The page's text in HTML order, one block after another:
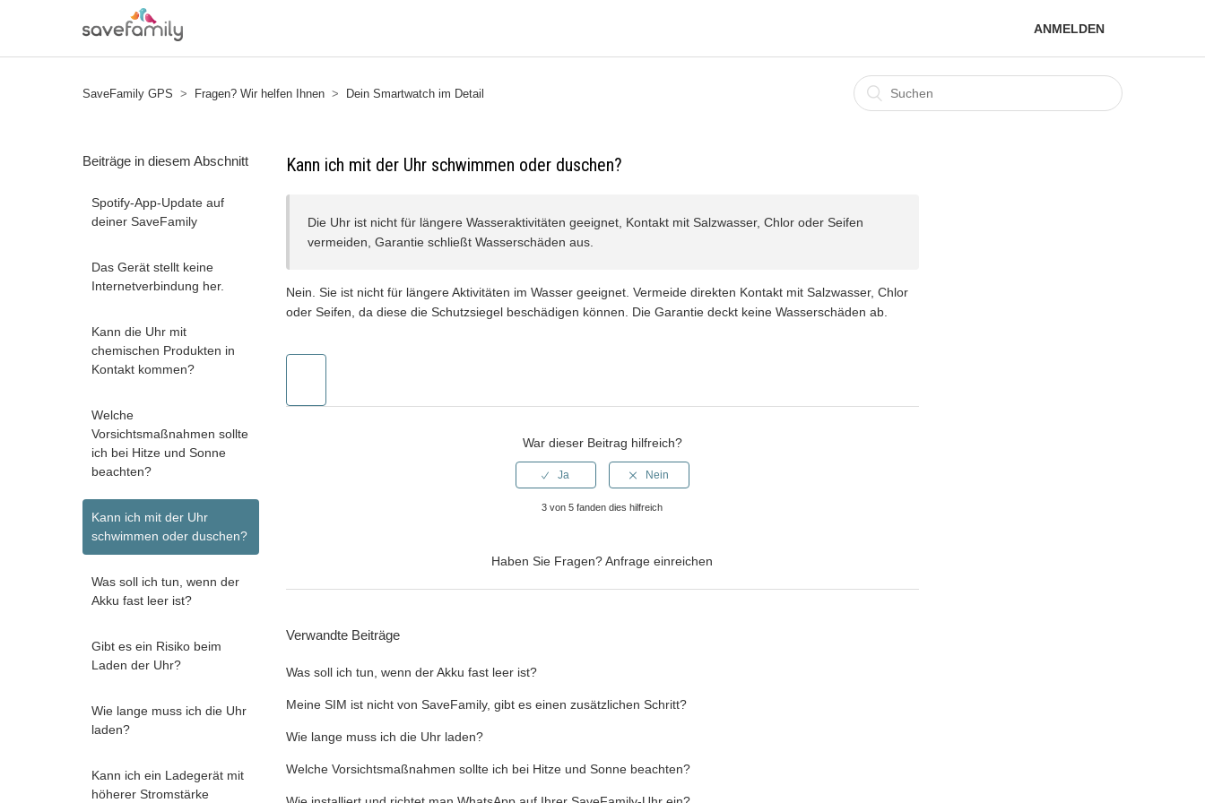
ANMELDEN
SaveFamily GPS Fragen? Wir helfen Ihnen Dein Smartwatch im Detail
Beiträge in diesem Abschnitt
Spotify-App-Update auf
deiner SaveFamily
Das Gerät stellt keine
Internetverbindung her.
Kann die Uhr mit
chemischen Produkten in
Kontakt kommen?
Welche
Vorsichtsmaßnahmen sollte
ich bei Hitze und Sonne
beachten?
Kann ich mit der Uhr
schwimmen oder duschen?
Was soll ich tun, wenn der
Akku fast leer ist?
Gibt es ein Risiko beim
Laden der Uhr?
Wie lange muss ich die Uhr
laden?
Kann ich ein Ladegerät mit
höherer Stromstärke
Kann ich mit der Uhr schwimmen oder duschen?
Die Uhr ist nicht für längere Wasseraktivitäten geeignet, Kontakt mit Salzwasser, Chlor oder Seifen
vermeiden, Garantie schließt Wasserschäden aus.
Nein. Sie ist nicht für längere Aktivitäten im Wasser geeignet. Vermeide direkten Kontakt mit Salzwasser, Chlor
oder Seifen, da diese die Schutzsiegel beschädigen können. Die Garantie deckt keine Wasserschäden ab.
War dieser Beitrag hilfreich?
3 von 5 fanden dies hilfreich
Haben Sie Fragen?Anfrage einreichen
Verwandte Beiträge
Was soll ich tun, wenn der Akku fast leer ist?
Meine SIM ist nicht von SaveFamily, gibt es einen zusätzlichen Schritt?
Wie lange muss ich die Uhr laden?
Welche Vorsichtsmaßnahmen sollte ich bei Hitze und Sonne beachten?